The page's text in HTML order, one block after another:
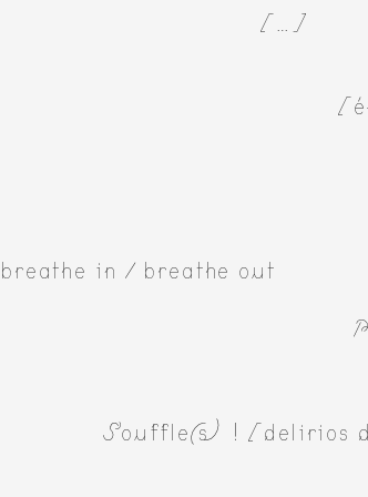
[…]
breathe in / breathe out
Souffle(s) ! [delirios